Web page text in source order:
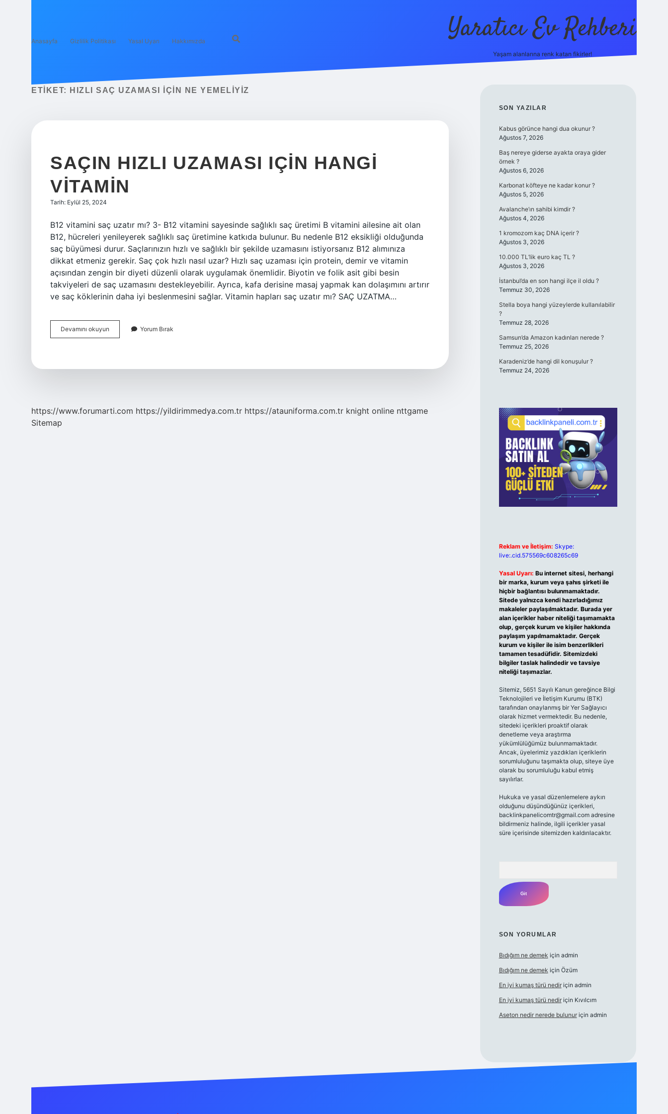
Anasayfa Gizlilik Politikası Yasal Uyarı Hakkımızda Yaratıcı Ev Rehberi
Yaşam alanlarına renk katan fikirler!
ETIKET: HIZLI SAÇ UZAMASI IÇIN NE YEMELIYIZ
SAÇIN HIZLI UZAMASI IÇIN HANGI
VITAMIN
Tarih: Eylül 25, 2024
B12 vitamini saç uzatır mı? 3- B12 vitamini sayesinde sağlıklı saç üretimi B vitamini ailesine ait olan
B12, hücreleri yenileyerek sağlıklı saç üretimine katkıda bulunur. Bu nedenle B12 eksikliği olduğunda
saç büyümesi durur. Saçlarınızın hızlı ve sağlıklı bir şekilde uzamasını istiyorsanız B12 alımınıza
dikkat etmeniz gerekir. Saç çok hızlı nasıl uzar? Hızlı saç uzaması için protein, demir ve vitamin
açısından zengin bir diyeti düzenli olarak uygulamak önemlidir. Biyotin ve folik asit gibi besin
takviyeleri de saç uzamasını destekleyebilir. Ayrıca, kafa derisine masaj yapmak kan dolaşımını artırır
ve saç köklerinin daha iyi beslenmesini sağlar. Vitamin hapları saç uzatır mı? SAÇ UZATMA…
Devamını okuyun
Hızlı
Yorum Bırak
https://www.forumarti.com https://yildirimmedya.com.tr https://atauniforma.com.tr knight online nttgame
Sitemap
SIDEBAR
SON YAZILAR
Kabus görünce hangi dua okunur ?
Ağustos 7, 2026
Baş nereye giderse ayakta oraya gider
örnek ?
Ağustos 6, 2026
Karbonat köfteye ne kadar konur ?
Ağustos 5, 2026
Avalanche’ın sahibi kimdir ?
Ağustos 4, 2026
1 kromozom kaç DNA içerir ?
Ağustos 3, 2026
10.000 TL’lik euro kaç TL ?
Ağustos 3, 2026
İstanbul’da en son hangi ilçe il oldu ?
Temmuz 30, 2026
Stella boya hangi yüzeylerde kullanılabilir
?
Temmuz 28, 2026
Samsun’da Amazon kadınları nerede ?
Temmuz 25, 2026
Karadeniz’de hangi dil konuşulur ?
Temmuz 24, 2026
Reklam ve İletişim: Skype:
live:.cid.575569c608265c69
Yasal Uyarı: Bu internet sitesi, herhangi
bir marka, kurum veya şahıs şirketi ile
hiçbir bağlantısı bulunmamaktadır.
Sitede yalnızca kendi hazırladığımız
makaleler paylaşılmaktadır. Burada yer
alan içerikler haber niteliği taşımamakta
olup, gerçek kurum ve kişiler hakkında
paylaşım yapılmamaktadır. Gerçek
kurum ve kişiler ile isim benzerlikleri
tamamen tesadüfidir. Sitemizdeki
bilgiler taslak halindedir ve tavsiye
niteliği taşımazlar.
Sitemiz, 5651 Sayılı Kanun gereğince Bilgi
Teknolojileri ve İletişim Kurumu (BTK)
tarafından onaylanmış bir Yer Sağlayıcı
olarak hizmet vermektedir. Bu nedenle,
sitedeki içerikleri proaktif olarak
denetleme veya araştırma
yükümlülüğümüz bulunmamaktadır.
Ancak, üyelerimiz yazdıkları içeriklerin
sorumluluğunu taşımakta olup, siteye üye
olarak bu sorumluluğu kabul etmiş
sayılırlar.
Hukuka ve yasal düzenlemelere aykırı
olduğunu düşündüğünüz içerikleri,
backlinkpanelicomtr@gmail.comadresine
bildirmeniz halinde, ilgili içerikler yasal
süre içerisinde sitemizden kaldırılacaktır.
SON YORUMLAR
Bıdığım ne demek için admin
Bıdığım ne demek için Özüm
En iyi kumaş türü nediriçin admin
En iyi kumaş türü nediriçin Kıvılcım
Aseton nedir nerede bulunuriçin admin